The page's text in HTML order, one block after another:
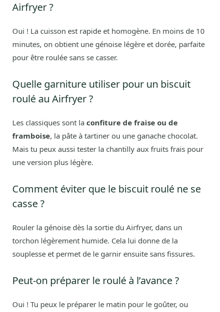
Airfryer ?
Oui ! La cuisson est rapide et homogène. En moins de 10
minutes, on obtient une génoise légère et dorée, parfaite
pour être roulée sans se casser.
Quelle garniture utiliser pour un biscuit
roulé au Airfryer ?
Les classiques sont la confiture de fraise ou de
framboise, la pâte à tartiner ou une ganache chocolat.
Mais tu peux aussi tester la chantilly aux fruits frais pour
une version plus légère.
Comment éviter que le biscuit roulé ne se
casse ?
Rouler la génoise dès la sortie du Airfryer, dans un
torchon légèrement humide. Cela lui donne de la
souplesse et permet de le garnir ensuite sans fissures.
Peut-on préparer le roulé à l’avance ?
Oui ! Tu peux le préparer le matin pour le goûter, ou